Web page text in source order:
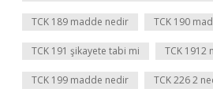
TCK 189 madde nedir TCK 190
TCK 191 şikayete tabi mi TCK 1912
TCK 199 madde nedir TCK 226 2